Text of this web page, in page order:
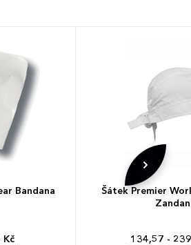
Bandana
Kč
Šátek Premier
134,57 -